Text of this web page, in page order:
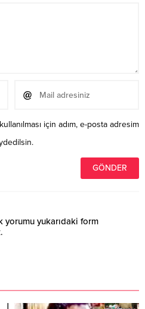
için adım, e-posta adresim
yorumu yukarıdaki form